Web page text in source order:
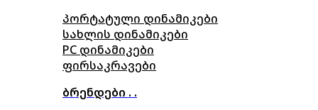
პორტატული დინამიკები
სახლის დინამიკები
PC დინამიკები
ფირსაკრავები
ბრენდები . .